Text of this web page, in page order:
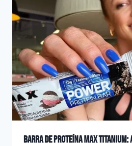
Barra de Proteína Max Titanium: